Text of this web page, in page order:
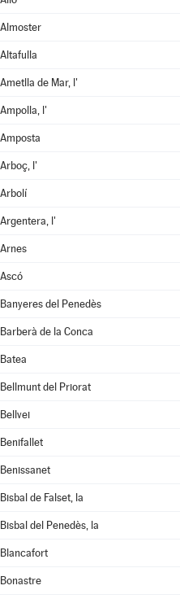
Almoster
Altafulla
Ametlla de Mar, l'
Ampolla, l'
Amposta
Arboç, l'
Arbolí
Argentera, l'
Arnes
Ascó
Banyeres del Penedès
Barberà de la Conca
Batea
Bellmunt del Priorat
Bellvei
Benifallet
Benissanet
Bisbal de Falset, la
Bisbal del Penedès, la
Blancafort
Bonastre